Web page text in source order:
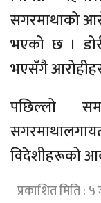
सगरमाथाको
भएको छ ।
भएसँगै
पछिल्लो
विदेशीहरूको
प्रकाशित मिति :